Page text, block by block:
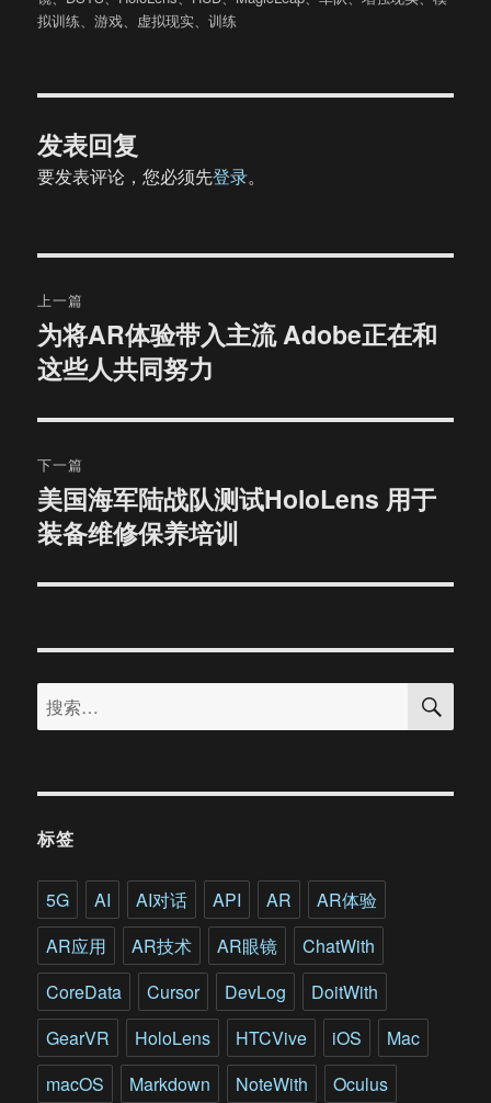
于
拟训练、游戏、 虚拟现实、训练
发表回复
要发表评论，您必须先登录。
章
导
航
上一篇
上
篇
章：
为将AR体验带入主流 Adobe正在和
这些人共同努力
下一篇
下
篇
章：
美国海军陆战队测试HoloLens 用于
装备维修保养培训
搜
索：
搜
标签
5G AI AI对话 API AR
AR体验
AR应用
AR技术 AR眼镜
ChatWith
CoreData
Cursor DevLog
DoitWith
GearVR
HoloLens HTCVive iOS
Mac
macOS
Markdown NoteWith
Oculus